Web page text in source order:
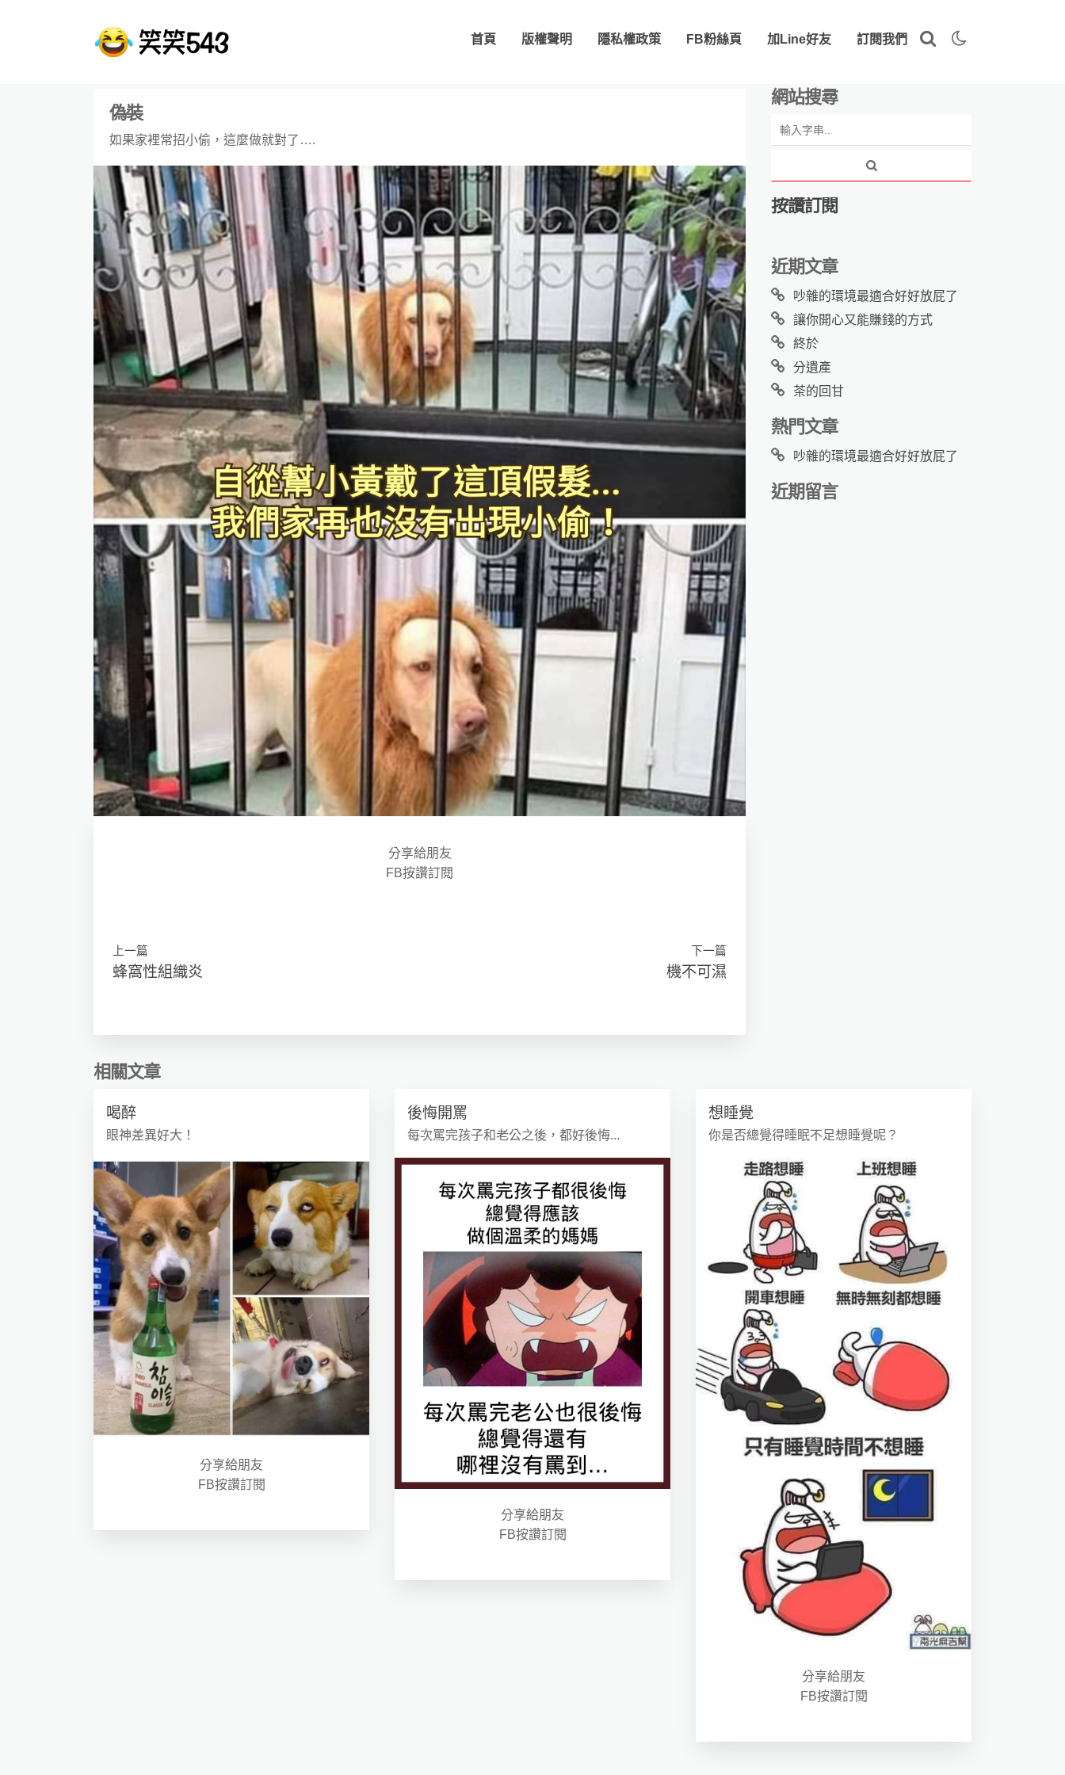
首頁 版權聲明 隱私權政策 FB粉絲頁 加Line好友 訂閱我們
偽裝
如果家裡常招小偷，這麼做就對了….
分享給朋友
FB按讚訂閱
上一篇
蜂窩性組織炎
下一篇
機不可濕
網站搜尋
按讚訂閱
近期文章
吵雜的環境最適合好好放屁了
讓你開心又能賺錢的方式
終於
分遺產
茶的回甘
熱門文章
吵雜的環境最適合好好放屁了
近期留言
相關文章
喝醉
眼神差異好大！
分享給朋友
FB按讚訂閱
後悔開罵
每次罵完孩子和老公之後，都好後悔...
分享給朋友
FB按讚訂閱
想睡覺
你是否總覺得睡眠不足想睡覺呢？
分享給朋友
FB按讚訂閱